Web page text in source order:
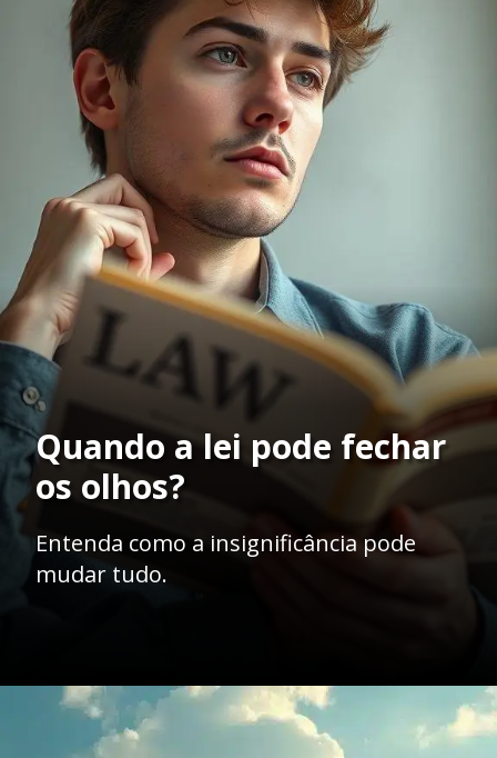
Quando a lei pode fechar
os olhos?
Entenda como a insignificância pode
mudar tudo.
Opening https://ademilsoncs.adv.br/